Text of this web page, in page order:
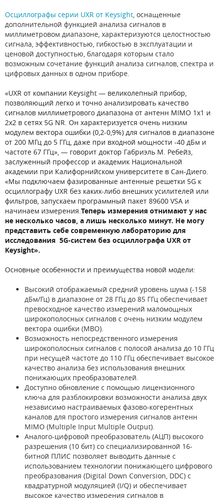
Осциллографы серии UXR от Keysight , оснащенные
дополнительной функцией анализа сигналов в
миллиметровом диапазоне, характеризуются целостностью
сигнала, эффективностью, гибкостью в эксплуатации и
ценовой доступностью, благодаря которым стало
возможным сочетание функций анализа сигналов, спектра и
цифровых данных в одном приборе.
«UXR от компании Keysight — великолепный прибор,
позволяющий легко и точно анализировать качество
сигналов миллиметрового диапазона от антенн MIMO 1x1 и
2x2 в сетях 5G NR. Он характеризуется очень низким
модулем вектора ошибки (0,2-0,9%) для сигналов в диапазоне
от 200 МГц до 5 ГГц, даже при входной мощности -40 дБм и
частоте 67 ГГц», — говорит доктор Габриэль М. Ребейз,
заслуженный профессор и академик Национальной
академии при Калифорнийском университете в Сан-Диего.
«Мы подключаем фазированные антенные решетки 5G к
осциллографу UXR без каких-либо внешних усилителей или
фильтров, запускаем программный пакет 89600 VSA и
начинаем измерения. Теперь измерения отнимают у нас
не несколько часов, а лишь несколько минут. Не могу
представить себе современную лабораторию для
исследования 5G-систем без осциллографа UXR от
Keysight».
Основные особенности и преимущества новой модели:
Высокий отображаемый средний уровень шума (-158
дБм/Гц) в диапазоне от 28 ГГц до 85 ГГц обеспечивает
превосходное качество измерений маломощных
широкополосных сигналов с очень низким модулем
вектора ошибки (МВО).
Возможность непосредственного измерения
широкополосных сигналов с полосой анализа до 10 ГГц
при несущей частоте до 110 ГГц обеспечивает высокое
качество анализа без использования внешних
понижающих преобразователей.
Доступно обновление с помощью лицензионного
ключа для разблокировки возможности анализа двух
независимо настраиваемых фазово-когерентных
каналов для простого измерения сигналов антенн
MIMO (Multiple Input Multiple Output).
Аналого-цифровой преобразователь (АЦП) высокого
разрешения (10 бит) со специализированной 16-
битной ПЛИС позволяет выводить данные с
использованием технологии понижающего цифрового
преобразования (Digital Down Conversion, DDC) с
квадратурной модуляцией (I/Q) и обеспечивает
высокое качество измерения сигналов в